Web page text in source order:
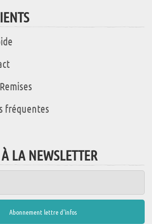
fréquentes
LA NEWSLETTER